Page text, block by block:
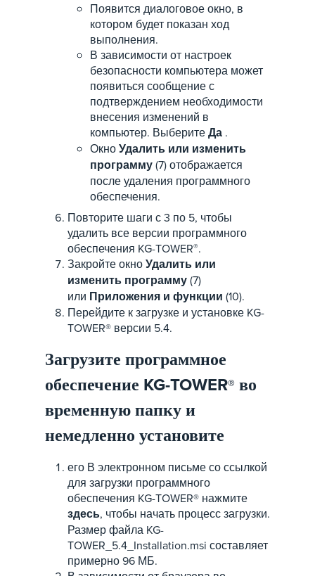
Появится диалоговое окно, в
котором будет показан ход
выполнения.
В зависимости от настроек
безопасности компьютера может
появиться сообщение с
подтверждением необходимости
внесения изменений в
компьютер. ВыберитеДа .
ОкноУдалить или изменить
программу(7) отображается
после удаления программного
обеспечения.
Повторите шаги с 3 по 5, чтобы
удалить все версии программного
обеспечения KG-TOWER®.
Закройте окноУдалить или
изменить программу(7)
или Приложения и функции (10).
Перейдите к загрузке и установке KG-
TOWER® версии 5.4.
Загрузите программное
обеспечение KG-TOWER® во
временную папку и
немедленно установите
его В электронном письме со ссылкой
для загрузки программного
обеспечения KG-TOWER® нажмите
здесь, чтобы начать процесс загрузки.
Размер файла KG-
TOWER_5.4_Installation.msi составляет
примерно 96 МБ.